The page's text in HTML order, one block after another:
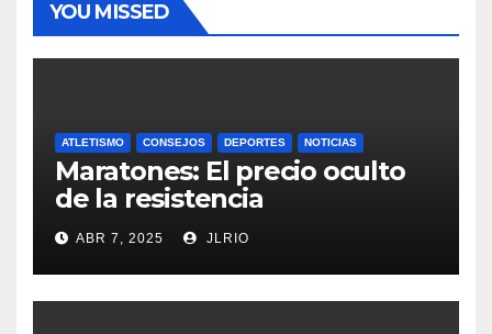
YOU MISSED
ATLETISMO CONSEJOS DEPORTES NOTICIAS
Maratones: El precio oculto
de la resistencia
ABR 7, 2025 JLRIO